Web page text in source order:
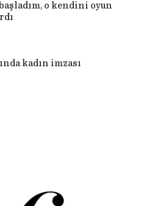
o kendini oyun
kadın imzası